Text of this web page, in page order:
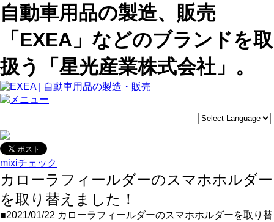
自動車用品の製造、販売
「EXEA」などのブランドを取
扱う「星光産業株式会社」。
mixiチェック
カローラフィールダーのスマホホルダー
を取り替えました！
■2021/01/22 カローラフィールダーのスマホホルダーを取り替